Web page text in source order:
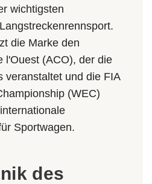
wichtigsten
die Marke den
l'Ouest (ACO), der die
veranstaltet und die FIA
(WEC)
Sportwagen.
des